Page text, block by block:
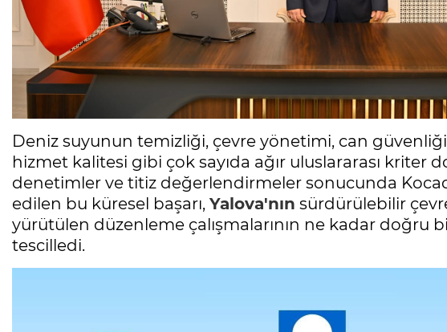
Deniz suyunun temizliği, çevre yönetimi, can
hizmet kalitesi gibi çok sayıda ağır uluslararası kriter
denetimler ve titiz değerlendirmeler sonucunda
edilen bu küresel başarı, Yalova'nın sürdürülebilir
yürütülen düzenleme çalışmalarının ne kadar doğru
tescilledi.